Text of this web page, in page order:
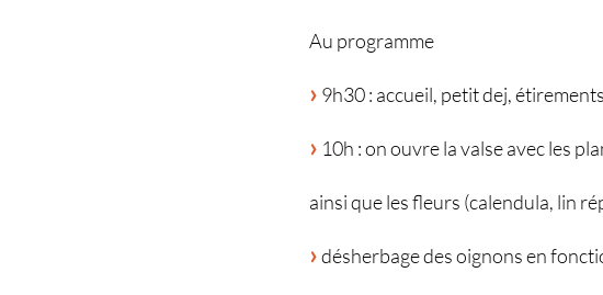
Au programme
9h30 : accueil, petit dej,
10h : on ouvre la valse avec les
ainsi que les fleurs (calendula, lin
désherbage des oignons en